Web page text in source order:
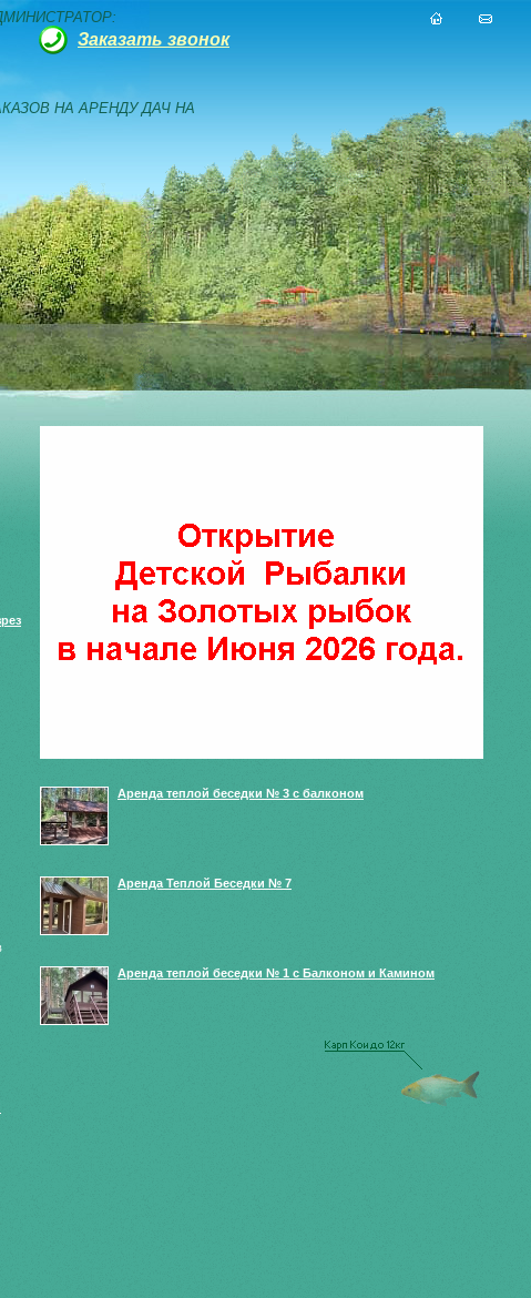
НА АРЕНДУ ДАЧ НА
Заказать звонок
Аренда теплой беседки № 3 с балконом
Аренда Теплой Беседки № 7
Аренда теплой беседки № 1 с Балконом и Камином